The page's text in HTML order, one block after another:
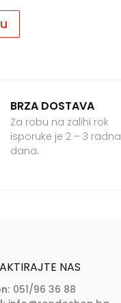
BRZA DOSTAVA
Za robu na zalihi rok
isporuke je 2 – 3 radna
dana.
NAS
051/96 36 88